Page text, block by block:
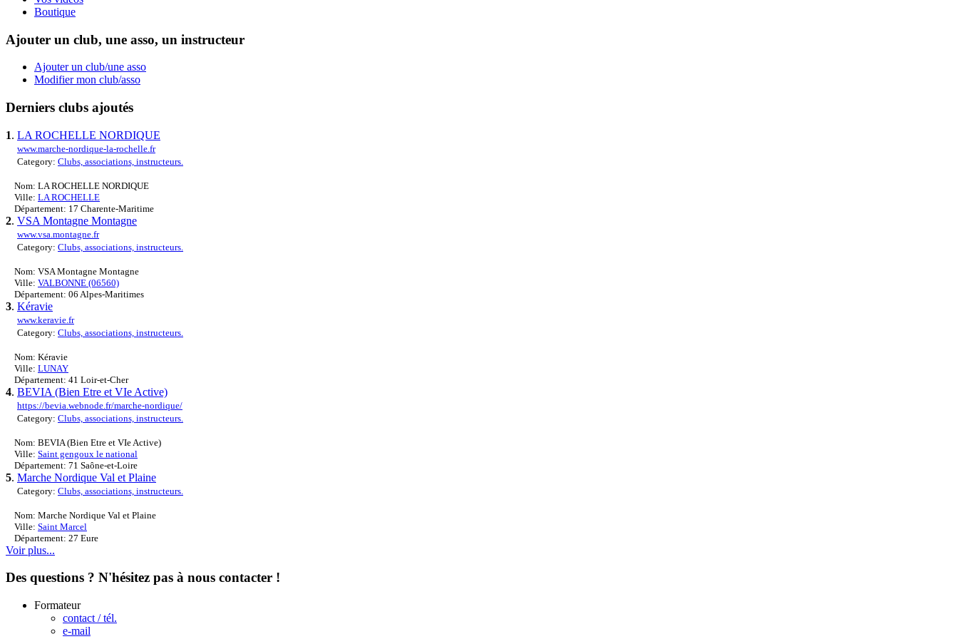
Boutique
Ajouter un club, une asso, un instructeur
Ajouter un club/une asso
Modifier mon club/asso
Derniers clubs ajoutés
1. LA ROCHELLE NORDIQUE
www.marche-nordique-la-rochelle.fr
Category: Clubs, associations, instructeurs.
Nom: LA ROCHELLE NORDIQUE
Ville: LA ROCHELLE
Département: 17 Charente-Maritime
2. VSA Montagne Montagne
www.vsa.montagne.fr
Category: Clubs, associations, instructeurs.
Nom: VSA Montagne Montagne
Ville: VALBONNE (06560)
Département: 06 Alpes-Maritimes
3. Kéravie
www.keravie.fr
Category: Clubs, associations, instructeurs.
Nom: Kéravie
Ville: LUNAY
Département: 41 Loir-et-Cher
4. BEVIA (Bien Etre et VIe Active)
https://bevia.webnode.fr/marche-nordique/
Category: Clubs, associations, instructeurs.
Nom: BEVIA (Bien Etre et VIe Active)
Ville: Saint gengoux le national
Département: 71 Saône-et-Loire
5. Marche Nordique Val et Plaine
Category: Clubs, associations, instructeurs.
Nom: Marche Nordique Val et Plaine
Ville: Saint Marcel
Département: 27 Eure
Voir plus...
Des questions ? N'hésitez pas à nous contacter !
Formateur
contact / tél.
e-mail